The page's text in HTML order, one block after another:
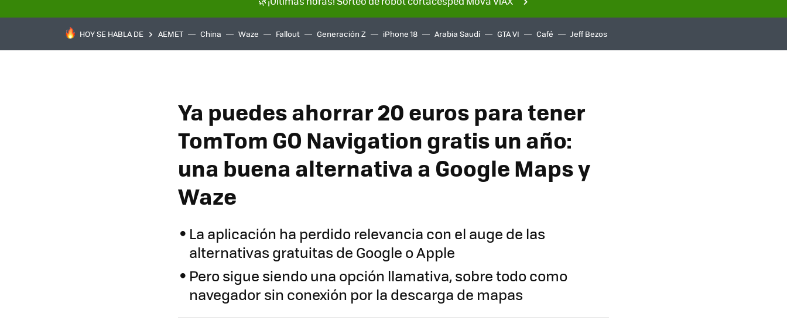
HOY SE HABLA DE AEMET China Waze Fallout Generación Z iPhone 18 Arabia Saudí GTA VI Café Jeff Bezos
Ya puedes ahorrar 20 euros para tener
TomTom GO Navigation gratis un año:
una buena alternativa a Google Maps y
Waze
La aplicación ha perdido relevancia con el auge de las
alternativas gratuitas de Google o Apple
Pero sigue siendo una opción llamativa, sobre todo como
navegador sin conexión por la descarga de mapas